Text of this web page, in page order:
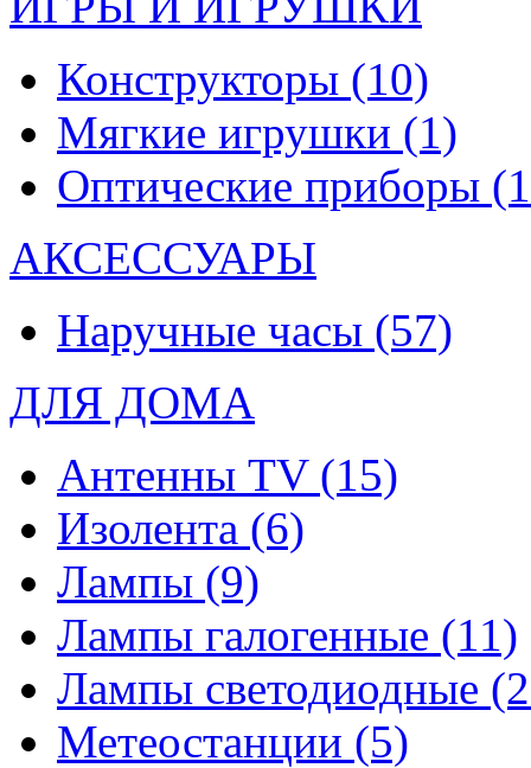
Конструкторы (10)
Мягкие игрушки (1)
Оптические приборы
АКСЕССУАРЫ
Наручные часы (57)
ДЛЯ ДОМА
Антенны TV (15)
Изолента (6)
Лампы (9)
Лампы галогенные (11)
Лампы светодиодные
Метеостанции (5)